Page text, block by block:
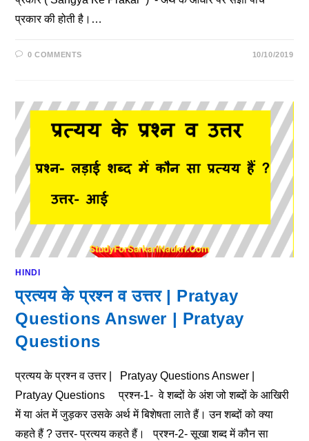
प्रकार की होती है।…
0 COMMENTS 10/10/2019
HINDI
प्रत्यय के प्रश्न व उत्तर | Pratyay
Questions Answer | Pratyay
Questions
प्रत्यय के प्रश्न व उत्तर | Pratyay Questions Answer |
Pratyay Questions प्रश्न-1- वे शब्दों के अंश जो शब्दों के आखिरी
में या अंत में जुड़कर उसके अर्थ में बिशेषता लाते हैं। उन शब्दों को क्या
कहते हैं ? उत्तर- प्रत्यय कहते हैं। प्रश्न-2- सूखा शब्द में कौन सा